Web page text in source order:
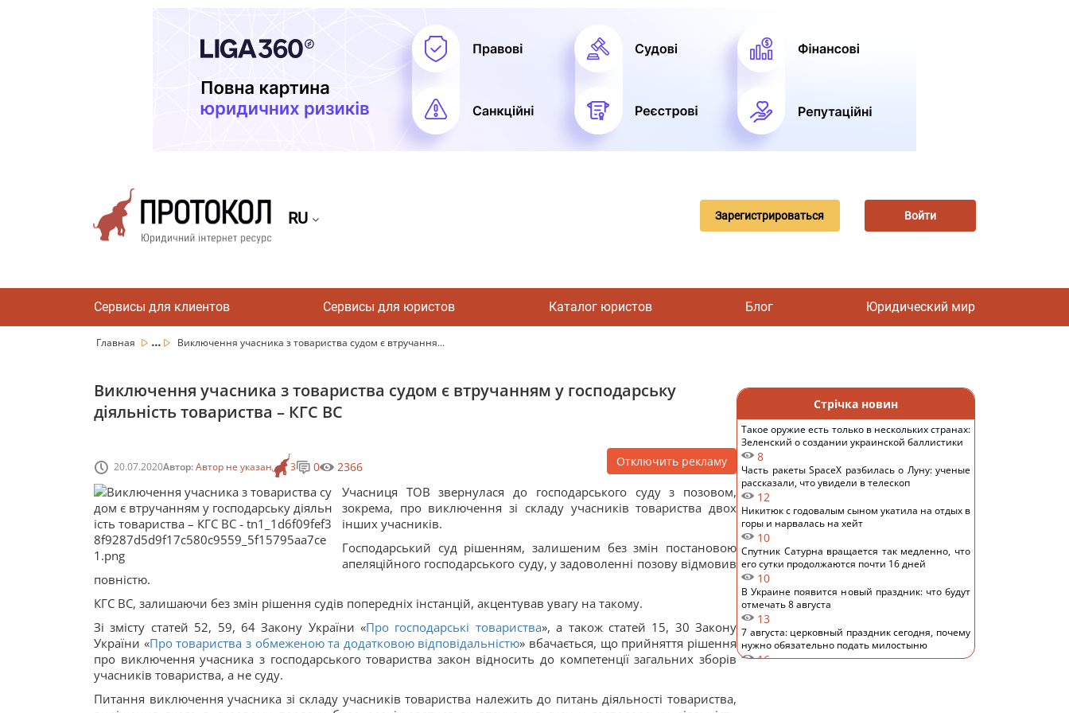
RU Зарегистрироваться Войти
Сервисы для клиентов Сервисы для юристов Каталог юристов Блог Юридический мир
Главная ... Виключення учасника з товариства судом є втручання...
Виключення учасника з товариства судом є втручанням у господарську
діяльність товариства – КГС ВС
20.07.2020Автор:Автор не указан 3 0 2366 Отключить рекламу
Учасниця ТОВ звернулася до господарського суду з позовом,
зокрема, про виключення зі складу учасників товариства двох
інших учасників.
Господарський суд рішенням, залишеним без змін постановою
апеляційного господарського суду, у задоволенні позову відмовив
повністю.
КГС ВС, залишаючи без змін рішення судів попередніх інстанцій, акцентував увагу на такому.
Зі змісту статей 52, 59, 64 Закону України «Про господарські товариства», а також статей 15, 30 Закону
України «Про товариства з обмеженою та додатковою відповідальністю» вбачається, що прийняття рішення
про виключення учасника з господарського товариства закон відносить до компетенції загальних зборів
учасників товариства, а не суду.
Питання виключення учасника зі складу учасників товариства належить до питань діяльності товариства,
Стрічка новин
Такое оружие есть только в нескольких странах:
Зеленский о создании украинской баллистики
8
Часть ракеты SpaceX разбилась о Луну: ученые
рассказали, что увидели в телескоп
12
Никитюк с годовалым сыном укатила на отдых в
горы и нарвалась на хейт
10
Спутник Сатурна вращается так медленно, что
его сутки продолжаются почти 16 дней
10
В Украине появится новый праздник: что будут
отмечать 8 августа
13
7 августа: церковный праздник сегодня, почему
нужно обязательно подать милостыню
16